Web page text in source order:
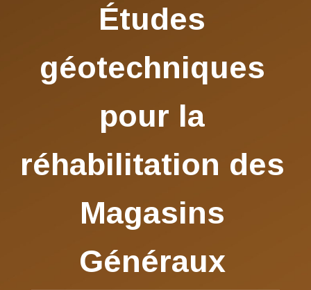
Études
géotechniques
pour la
réhabilitation des
Magasins
Généraux